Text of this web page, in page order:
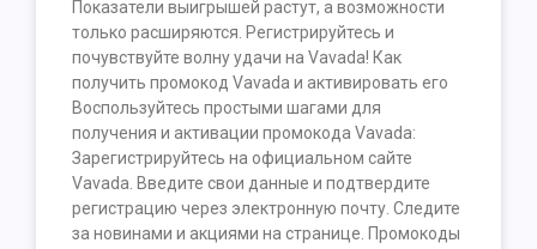
Показатели выигрышей растут, а возможности
только расширяются. Регистрируйтесь и
почувствуйте волну удачи на Vavada! Как
получить промокод Vavada и активировать его
Воспользуйтесь простыми шагами для
получения и активации промокода Vavada:
Зарегистрируйтесь на официальном сайте
Vavada. Введите свои данные и подтвердите
регистрацию через электронную почту. Следите
за новинами и акциями на странице. Промокоды